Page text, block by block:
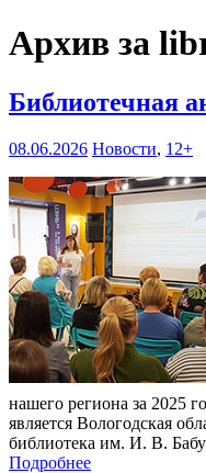
Архив за
Библиотечная
08.06.2026 Новости, 12+
нашего региона за 2025
является Вологодская
библиотека им. И. В.
Подробнее